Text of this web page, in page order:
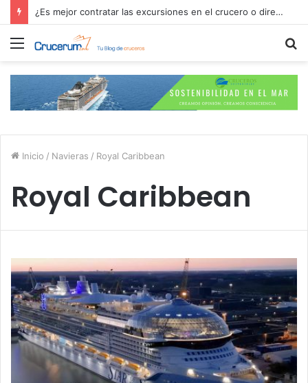
Explora Journeys y el F1 Paddock Club: lujo, velocidad y mar
Menú
Inicio / Navieras / Royal Caribbean
Royal Caribbean